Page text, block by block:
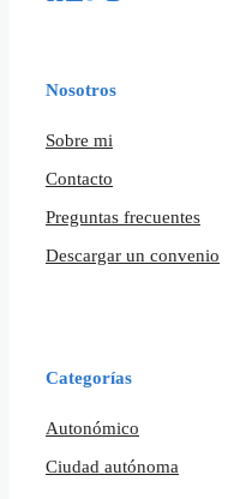
Nosotros
Sobre mi
Contacto
Preguntas frecuentes
Descargar un convenio
Categorías
Autonómico
Ciudad autónoma